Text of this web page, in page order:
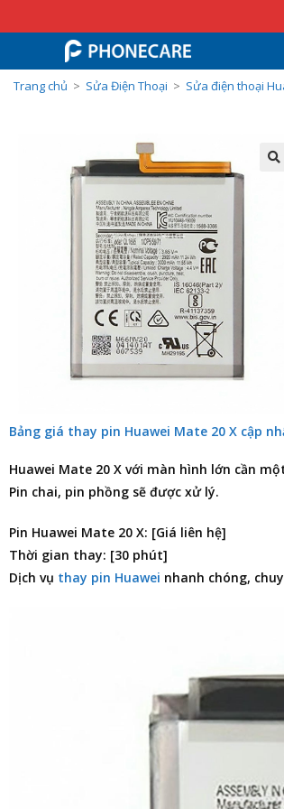
Trang chủ > Sửa Điện Thoại > Sửa điện thoại
Bảng giá thay pin Huawei Mate 20 X cập
Huawei Mate 20 X với màn hình lớn cần
Pin chai, pin phồng sẽ được xử lý.
Pin Huawei Mate 20 X: [Giá liên hệ]
Thời gian thay: [30 phút]
Dịch vụ thay pin Huawei nhanh chóng,